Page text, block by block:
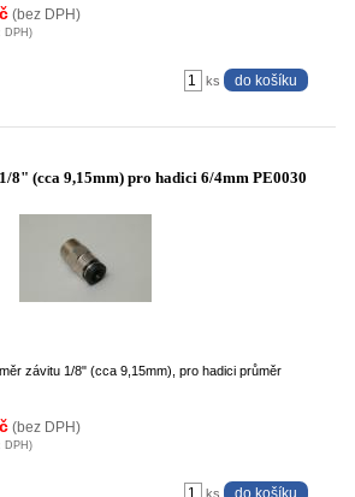
(bez DPH)
DPH)
ks
8" (cca 9,15mm) pro hadici 6/4mm PE0030
závitu 1/8" (cca 9,15mm), pro hadici průměr
(bez DPH)
DPH)
ks